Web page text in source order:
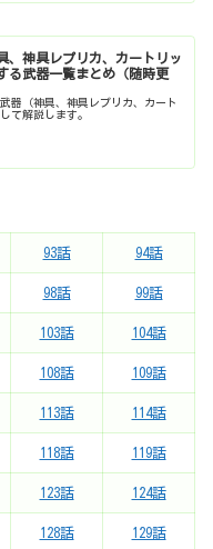
、神具レプリカ、カートリッ
る武器一覧まとめ（随時更
器（神具、神具レプリカ、カート
て解説します。
93話 94話
98話 99話
103話 104話
108話 109話
113話 114話
118話 119話
123話 124話
128話 129話